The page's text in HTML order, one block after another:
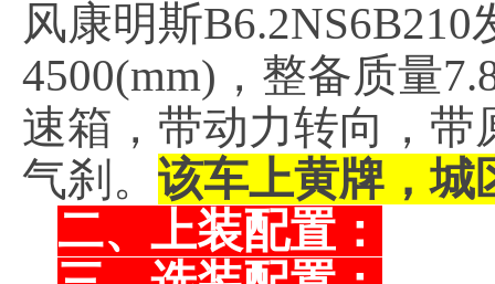
风康明斯
4500(mm)，整备质量
速箱，带动力转向，
气刹。 该车上黄牌，城
二、上装配置：